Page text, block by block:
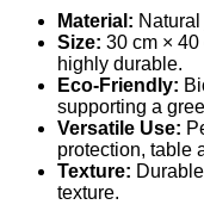
Material:
Size: 30 cm ×
highly durable.
Eco-Friendly:
supporting a
Versatile Use:
protection, table
Texture:
texture.